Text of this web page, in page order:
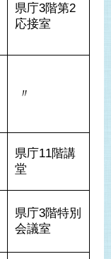
県庁3階第2
応接室
〃
県庁11階講
堂
県庁3階特別
会議室